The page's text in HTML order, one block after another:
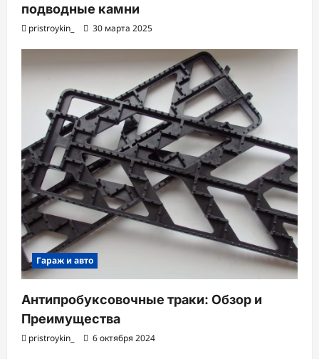
подводные камни
pristroykin_ 30 марта 2025
Гараж и авто
Антипробуксовочные траки: Обзор и
Преимущества
pristroykin_ 6 октября 2024